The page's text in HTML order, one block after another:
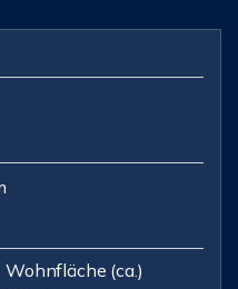
Wohnfläche (ca.)